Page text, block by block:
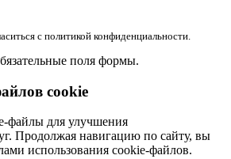
с политикой конфиденциальности.
поля формы.
cookie
файлы для улучшения
Продолжая навигацию по сайту, вы
использования cookie-файлов.